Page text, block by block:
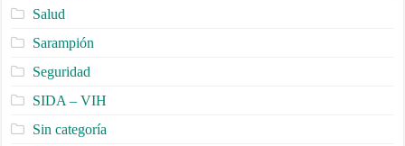
Salud
Sarampión
Seguridad
SIDA – VIH
Sin categoría